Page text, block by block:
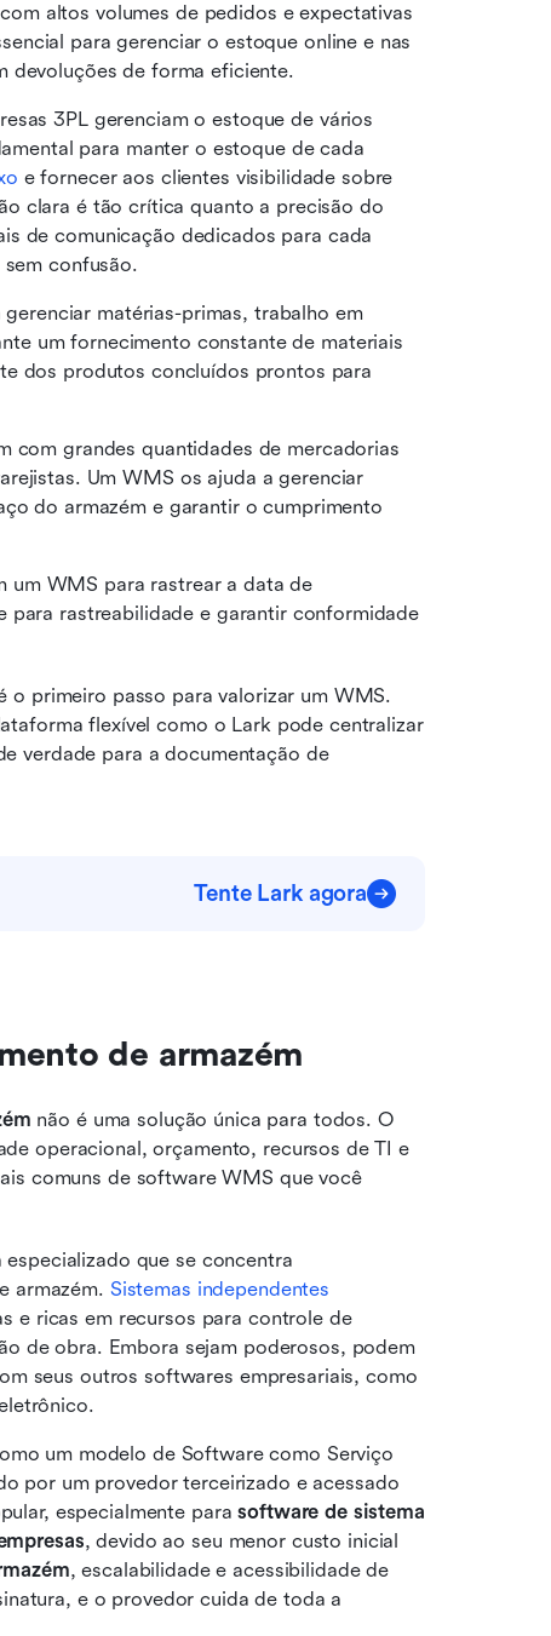
altos volumes de pedidos e expectativas
para gerenciar o estoque online e nas
devoluções de forma eficiente.
3PL gerenciam o estoque de vários
para manter o estoque de cada
e fornecer aos clientes visibilidade sobre
clara é tão crítica quanto a precisão do
de comunicação dedicados para cada
confusão.
matérias-primas, trabalho em
um fornecimento constante de materiais
dos produtos concluídos prontos para
com grandes quantidades de mercadorias
Um WMS os ajuda a gerenciar
do armazém e garantir o cumprimento
um WMS para rastrear a data de
para rastreabilidade e garantir conformidade
o primeiro passo para valorizar um WMS.
flexível como o Lark pode centralizar
verdade para a documentação de
Tente Lark agora
de armazém
não é uma solução única para todos. O
operacional, orçamento, recursos de TI e
comuns de software WMS que você
especializado que se concentra
armazém. Sistemas independentes
e ricas em recursos para controle de
de obra. Embora sejam poderosos, podem
seus outros softwares empresariais, como
um modelo de Software como Serviço
por um provedor terceirizado e acessado
especialmente para software de sistema
, devido ao seu menor custo inicial
, escalabilidade e acessibilidade de
e o provedor cuida de toda a